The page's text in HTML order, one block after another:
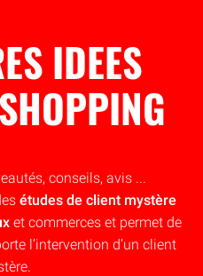
IDEES
conseils, avis ...
études de client mystère
et commerces et permet de
l’intervention d’un client